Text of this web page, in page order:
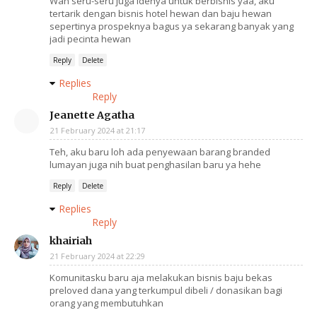
tertarik dengan bisnis hotel hewan dan baju hewan
sepertinya prospeknya bagus ya sekarang banyak yang
jadi pecinta hewan
Reply Delete
Replies
Reply
Jeanette Agatha
21 February 2024 at 21:17
Teh, aku baru loh ada penyewaan barang branded
lumayan juga nih buat penghasilan baru ya hehe
Reply Delete
Replies
Reply
khairiah
21 February 2024 at 22:29
Komunitasku baru aja melakukan bisnis baju bekas
preloved dana yang terkumpul dibeli / donasikan bagi
orang yang membutuhkan